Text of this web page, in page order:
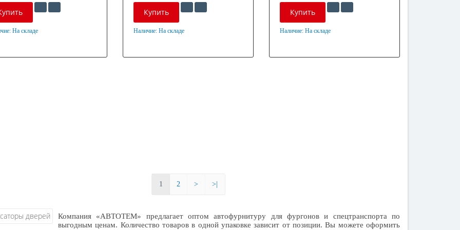
На складе
Купить
Наличие: На складе
Купить
Наличие: На складе
1 2 > >|
Компания «АВТОТЕМ» предлагает оптом автофурнитуру для фургонов и спецтранспорта по
выгодным ценам. Количество товаров в одной упаковке зависит от позиции. Вы можете оформить